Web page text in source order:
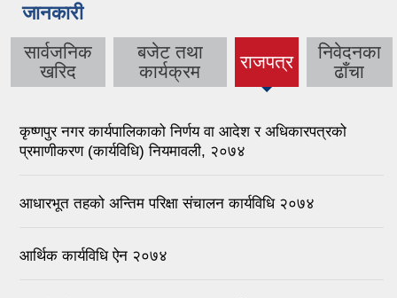
जानकारी
सार्वजनिक
खरिद
बजेट तथा
कार्यक्रम
राजपत्र
(active
tab)
निवेदनका
ढाँचा
कृष्णपुर नगर कार्यपालिकाको निर्णय वा आदेश र अधिकारपत्रको
प्रमाणीकरण (कार्यविधि) नियमावली, २०७४
आधारभूत तहको अन्तिम परिक्षा संचालन कार्यविधि २०७४
आर्थिक कार्यविधि ऐन २०७४